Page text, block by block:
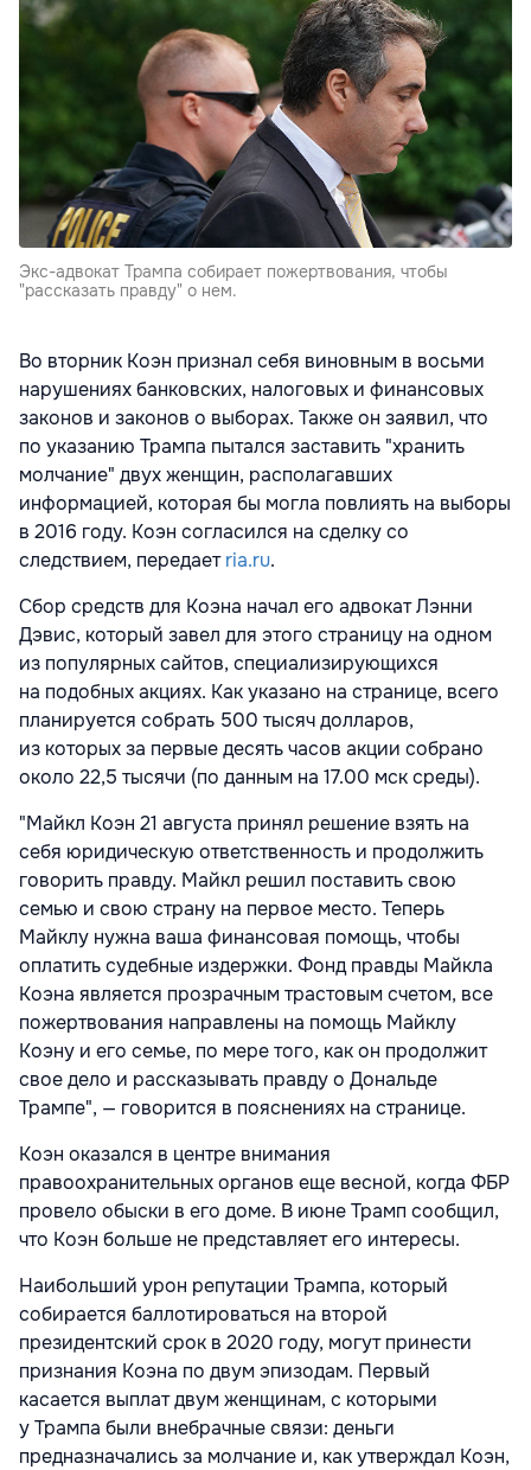
Экс-адвокат Трампа собирает пожертвования, чтобы
"рассказать правду" о нем.
Во вторник Коэн признал себя виновным в восьми
нарушениях банковских, налоговых и финансовых
законов и законов о выборах. Также он заявил, что
по указанию Трампа пытался заставить "хранить
молчание" двух женщин, располагавших
информацией, которая бы могла повлиять на выборы
в 2016 году. Коэн согласился на сделку со
следствием, передаетria.ru.
Сбор средств для Коэна начал его адвокат Лэнни
Дэвис, который завел для этого страницу на одном
из популярных сайтов, специализирующихся
на подобных акциях. Как указано на странице, всего
планируется собрать 500 тысяч долларов,
из которых за первые десять часов акции собрано
около 22,5 тысячи (по данным на 17.00 мск среды).
"Майкл Коэн 21 августа принял решение взять на
себя юридическую ответственность и продолжить
говорить правду. Майкл решил поставить свою
семью и свою страну на первое место. Теперь
Майклу нужна ваша финансовая помощь, чтобы
оплатить судебные издержки. Фонд правды Майкла
Коэна является прозрачным трастовым счетом, все
пожертвования направлены на помощь Майклу
Коэну и его семье, по мере того, как он продолжит
свое дело и рассказывать правду о Дональде
Трампе", — говорится в пояснениях на странице.
Коэн оказался в центре внимания
правоохранительных органов еще весной, когда ФБР
провело обыски в его доме. В июне Трамп сообщил,
что Коэн больше не представляет его интересы.
Наибольший урон репутации Трампа, который
собирается баллотироваться на второй
президентский срок в 2020 году, могут принести
признания Коэна по двум эпизодам. Первый
касается выплат двум женщинам, с которыми
у Трампа были внебрачные связи: деньги
предназначались за молчание и, как утверждал Коэн,